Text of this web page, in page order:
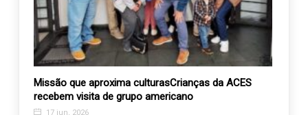
Missão que aproxima culturasCrianças da ACES
recebem visita de grupo americano
17 jun, 2026